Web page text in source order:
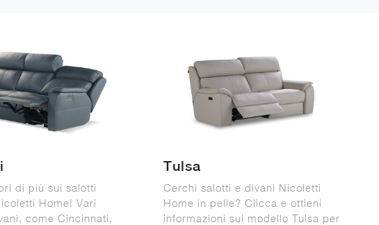
di più sui salotti
Home! Vari
come Cincinnati,
Tulsa
Cerchi salotti e divani Nicoletti
Home in pelle? Clicca e ottieni
informazioni sul modello Tulsa per